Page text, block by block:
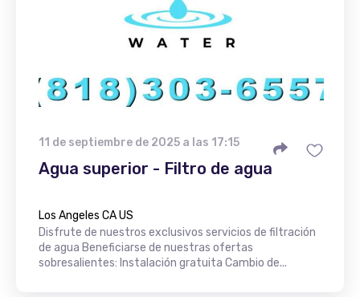
11 de septiembre de 2025 a las 17:15
Agua superior - Filtro de agua
Los Angeles CA US
Disfrute de nuestros exclusivos servicios de filtración
de agua Beneficiarse de nuestras ofertas
sobresalientes: Instalación gratuita Cambio de...